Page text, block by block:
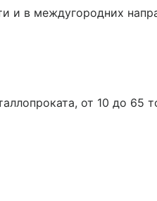
и в междугородних
от 10 до 65